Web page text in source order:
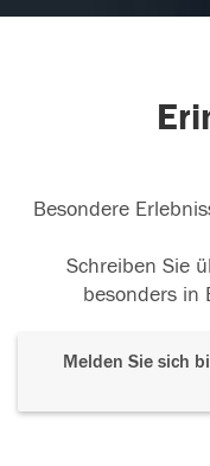
Du fehlst hier! Ich
12.10.2018
Besondere
Schreiben Sie
besonders in
Melden Sie sich